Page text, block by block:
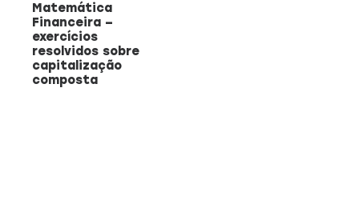
Matemática
Financeira –
exercícios
resolvidos sobre
capitalização
composta